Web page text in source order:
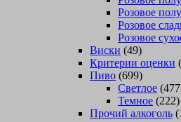
Розовое
Розовое
Розовое
Виски (49)
Критерии оценки
Пиво (699)
Светлое
Темное (222)
Прочий алкоголь